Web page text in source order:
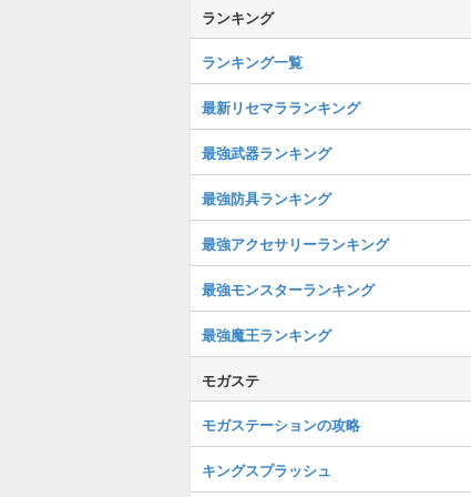
ランキング
ランキング一覧
最新リセマラランキング
最強武器ランキング
最強防具ランキング
最強アクセサリーランキング
最強モンスターランキング
最強魔王ランキング
モガステ
モガステーションの攻略
キングスプラッシュ